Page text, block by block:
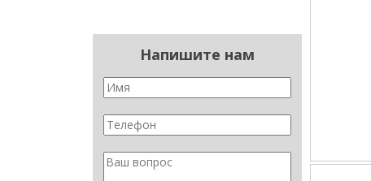
Напишите нам